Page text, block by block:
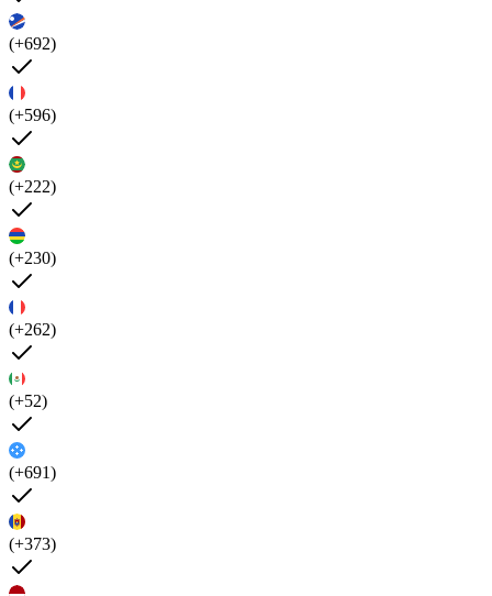
(+692)
(+596)
(+222)
(+230)
(+262)
(+52)
(+691)
(+373)